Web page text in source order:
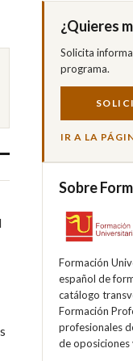
¿Quieres
Solicita
programa.
IR A LA
Sobre
Formación
español de
catálogo
Formación
profesionales
de